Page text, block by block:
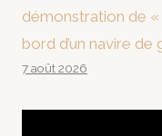
démonstration de
bord d’un navire de
7 août 2026